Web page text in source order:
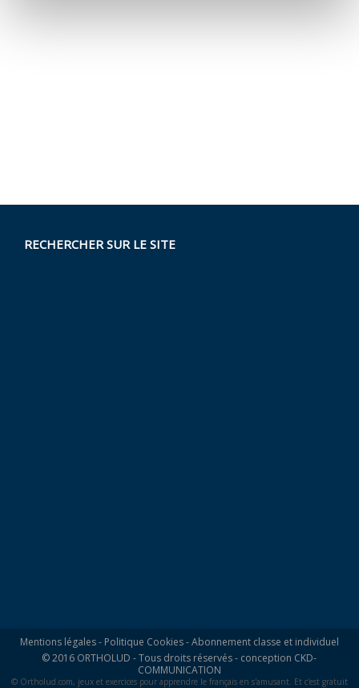
RECHERCHER SUR LE SITE
Mentions légales- Politique Cookies-Abonnement classe et individuel
© 2016 ORTHOLUD - Tous droits réservés - conception CKD-
COMMUNICATION
© Ortholud.com, jeux et exercices pour apprendre le français en s'amusant. Et c'est gratuit